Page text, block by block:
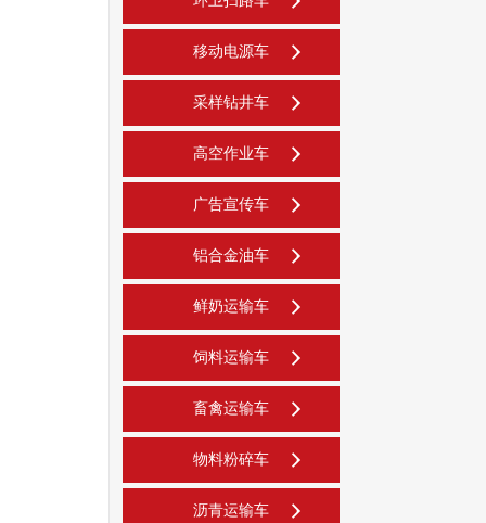
移动电源车
采样钻井车
高空作业车
广告宣传车
铝合金油车
鲜奶运输车
饲料运输车
畜禽运输车
物料粉碎车
沥青运输车